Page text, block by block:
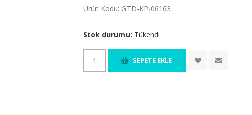
Ürün Kodu: GTD-KP-06163
Stok durumu: Tükendi